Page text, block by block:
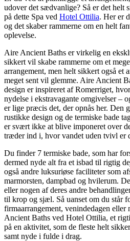
udover det sædvanlige? Så er det
på dette Spa ved Hotel Ottilia. Her er
og det skaber rammerne om en helt
oplevelse.
Aire Ancient Baths er virkelig en
sikkert vil skabe rammerne om et
arrangement, men helt sikkert også et
meget sent vil glemme. Aire Ancient
design er inspireret af Romerriget,
nydelse i ekstravagante omgivelser –
er lige præcis det, der opnås her. Den
rustikke design og de termiske bade
er svært ikke at blive imponeret over
træder ind i, hvor vandet uden tvivl er
Du finder 7 termiske bade, som har
dermed nyde alt fra et isbad til rigtig
også andre luksuriøse faciliteter som
marmorsten, dampbad og hvilerum.
eller nogen af deres andre
til krop og sjæl. Så uanset om du står
firmaarrangement, venindedagen eller
Ancient Baths ved Hotel Ottilia, et
på en aktivitet, som de fleste helt
samt nyde i fulde i drag.